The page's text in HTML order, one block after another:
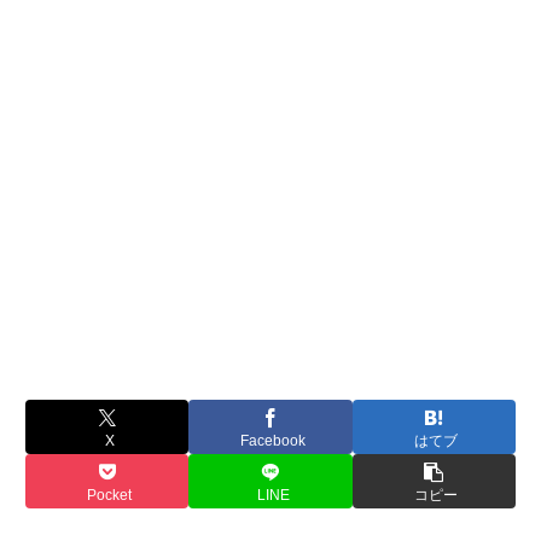
X Facebook はてブ
Pocket LINE コピー